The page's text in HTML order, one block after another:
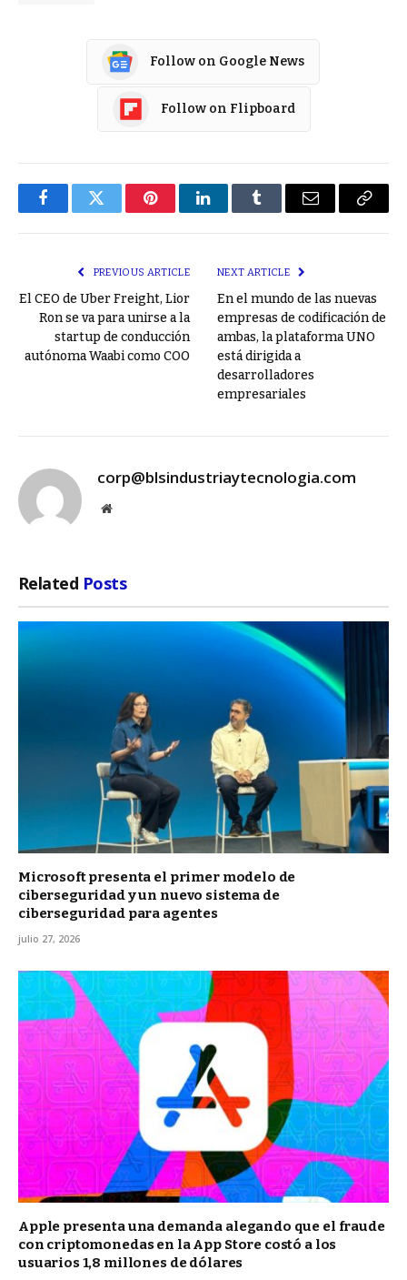
Follow on Google News
Follow on Flipboard
FacebookTwitter PinterestLinkedInTumblr Email
Copy
PREVIOUS ARTICLE
El CEO de Uber Freight, Lior
Ron se va para unirse a la
startup de conducción
autónoma Waabi como COO
NEXT ARTICLE
En el mundo de las nuevas
empresas de codificación de
ambas, la plataforma UNO
está dirigida a
desarrolladores
empresariales
corp@blsindustriaytecnologia.com
Website
Related Posts
Microsoft presenta el primer modelo de
ciberseguridad y un nuevo sistema de
ciberseguridad para agentes
julio 27, 2026
Apple presenta una demanda alegando que el fraude
con criptomonedas en la App Store costó a los
usuarios 1,8 millones de dólares